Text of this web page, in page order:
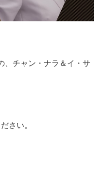
、チャン・ナラ＆イ・サ
さい。